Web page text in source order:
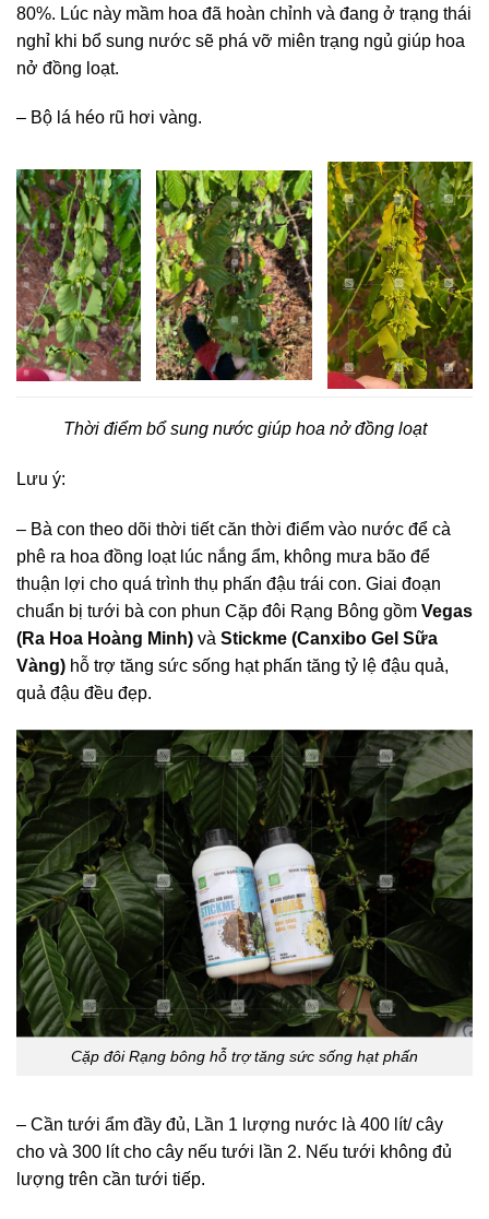
80%. Lúc này mầm hoa đã hoàn chỉnh và đang ở trạng thái
nghỉ khi bổ sung nước sẽ phá vỡ miên trạng ngủ giúp hoa
nở đồng loạt.
– Bộ lá héo rũ hơi vàng.
Thời điểm bổ sung nước giúp hoa nở đồng loạt
Lưu ý:
– Bà con theo dõi thời tiết căn thời điểm vào nước để cà
phê ra hoa đồng loạt lúc nắng ẩm, không mưa bão để
thuận lợi cho quá trình thụ phấn đậu trái con. Giai đoạn
chuẩn bị tưới bà con phun Cặp đôi Rạng Bông gồm Vegas
(Ra Hoa Hoàng Minh) và Stickme (Canxibo Gel Sữa
Vàng) hỗ trợ tăng sức sống hạt phấn tăng tỷ lệ đậu quả,
quả đậu đều đẹp.
Cặp đôi Rạng bông hỗ trợ tăng sức sống hạt phấn
– Cần tưới ẩm đầy đủ, Lần 1 lượng nước là 400 lít/ cây
cho và 300 lít cho cây nếu tưới lần 2. Nếu tưới không đủ
lượng trên cần tưới tiếp.